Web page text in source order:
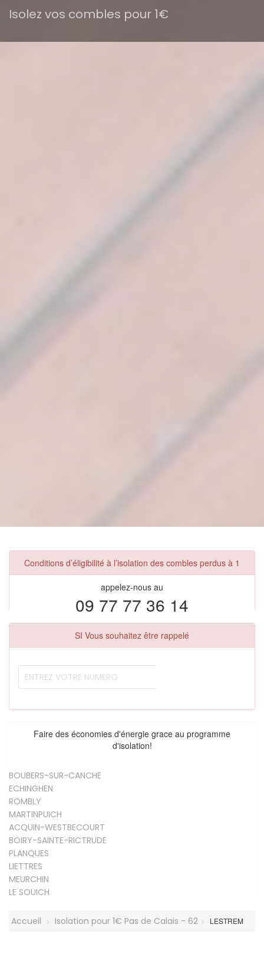
Isolez vos combles pour 1€
Conditions d’éligibilité à l’isolation des combles perdus à 1
appelez-nous au
09 77 77 36 14
SI Vous souhaitez être rappelé
Faire des économies d'énergie grace au programme
d'isolation!
BOUBERS-SUR-CANCHE
ECHINGHEN
ROMBLY
MARTINPUICH
ACQUIN-WESTBECOURT
BOIRY-SAINTE-RICTRUDE
PLANQUES
LIETTRES
MEURCHIN
LE SOUICH
Accueil Isolation pour 1€ Pas de Calais - 62 LESTREM